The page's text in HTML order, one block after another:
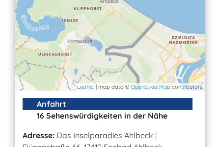
Leaflet | map data © OpenStreetMapcontributors
Anfahrt
16 Sehenswürdigkeiten in der Nähe
Adresse: Das Inselparadies Ahlbeck |